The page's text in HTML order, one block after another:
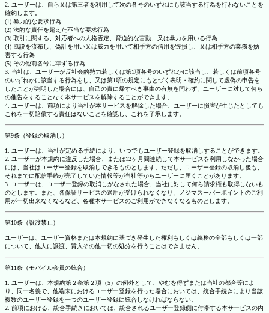
2. ユーザーは、自ら又は第三者を利用して次の各号のいずれにも該当する行為を行わないことを
確約します。
(1) 暴力的な要求行為
(2) 法的な責任を超えた不当な要求行為
(3) 取引に関する、対応者への人格否定、脅迫的な言動、又は暴力を用いる行為
(4) 風説を流布し、偽計を用い又は威力を用いて相手方の信用を毀損し、又は相手方の業務を妨
害する行為
(5) その他前各号に準ずる行為
3. 当社は、ユーザーが反社会的勢力若しくは第1項各号のいずれかに該当し、若しくは前項各号
のいずれかに該当する行為をし、又は第1項の規定にもとづく表明・確約に関して虚偽の申告を
したことが判明した場合には、自己の責に帰すべき事由の有無を問わず、ユーザーに対して何ら
の催告をすることなく本サービスを解除することができます。
4. ユーザーは、前項により当社が本サービスを解除した場合、ユーザーに損害が生じたとしても
これを一切賠償する責任はないことを確認し、これを了承します。
第9条（登録の取消し）
1. ユーザーは、当社が定める手続により、いつでもユーザー登録を取消しすることができます。
2. ユーザーが本規約に違反した場合、または12ヶ月間連続して本サービスを利用しなかった場合
には、当社はユーザー登録を取消しできるものとします。ただし、ユーザー登録の取消し後も、
それまでに配信手続が完了していた情報等が当社等からユーザーに届くことがあります。
3. ユーザーは、ユーザー登録の取消しがなされた場合、当社に対して何ら請求権も取得しないも
のとします。また、各保証サービスの適用が受けられなくなり、ノジマスーパーポイントのご利
用が一切出来なくなるなど、各種本サービスのご利用ができなくなるものとします。
第10条（譲渡禁止）
ユーザーは、ユーザー資格または本規約に基づき発生した権利もしくは義務の全部もしくは一部
について、他人に譲渡、質入その他一切の処分を行うことはできません。
第11条（モバイル会員の統合）
1. ユーザーは、本規約第２条第２項（5）の例外として、やむを得ずまたは当社の都合等によ
り、同一名義で、他端末におけるユーザー登録を行った場合においては、統合手続きにより当該
複数のユーザー登録を一つのユーザー登録に統合しなければならない。
2. 前項における、統合手続きにおいては、統合されるユーザー登録側に付帯する本サービスの内